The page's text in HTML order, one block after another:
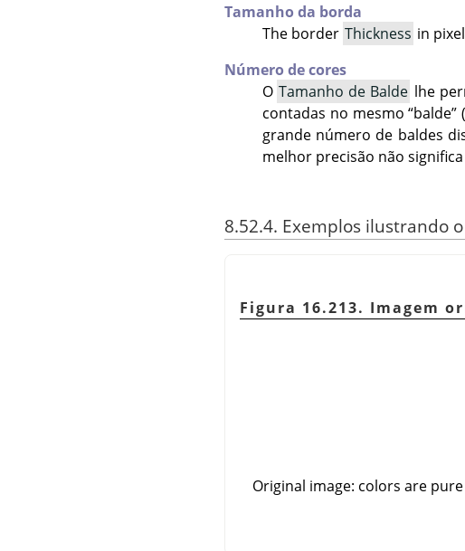
Tamanho da borda
The border Thickness in
Número de cores
O Tamanho de Balde lhe
contadas no mesmo“balde”
grande número de baldes
melhor precisão não
8.52.4. Exemplos ilustrando
Figura 16.213. Imagem
Original image: colors are